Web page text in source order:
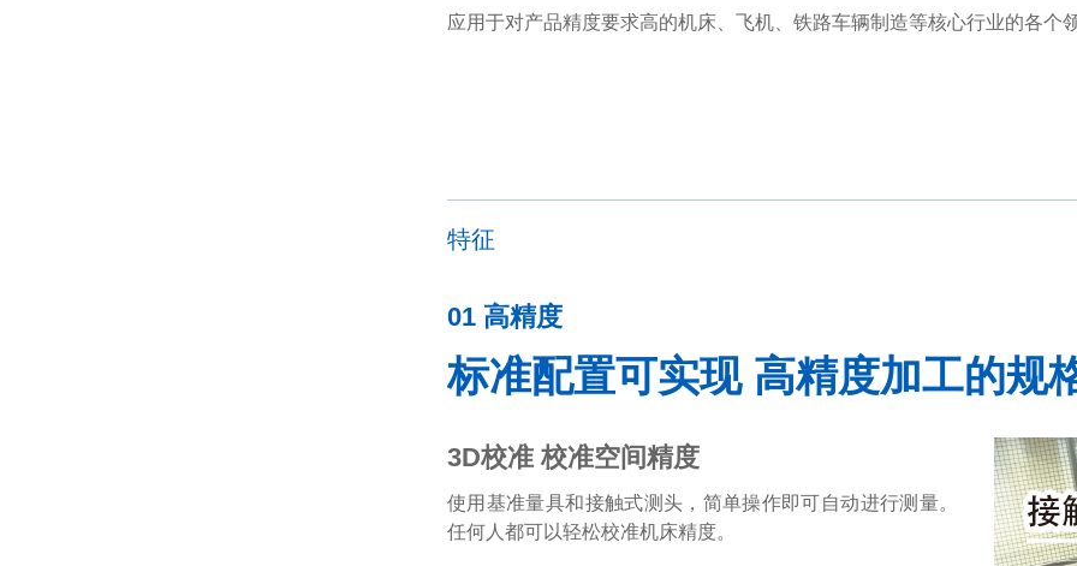
应用于对产品精度要求高的机床、飞机、铁路车辆制造等核心行业的各个
特征
01 高精度
标准配置可实现 高精度加工的规
3D校准 校准空间精度
使用基准量具和接触式测头，简单操作即可自动进行测量。
任何人都可以轻松校准机床精度。